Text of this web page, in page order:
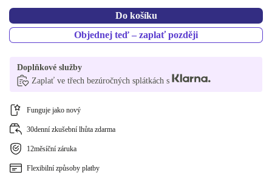
Do košíku
Objednej teď – zaplať později
Doplňkové služby
Zaplať ve třech bezúročných splátkách s
Funguje jako nový
30denní zkušební lhůta zdarma
12měsíční záruka
Flexibilní způsoby platby